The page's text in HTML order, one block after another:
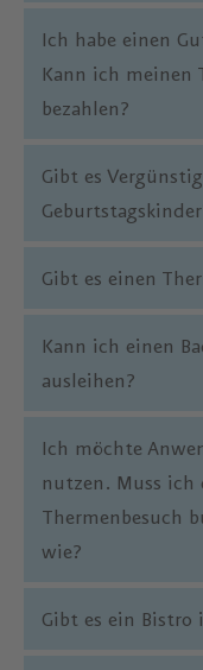
Ich habe einen
Kann ich
bezahlen?
Gibt es
Gibt es einen
Kann ich einen
ausleihen?
Ich möchte
nutzen. Muss ich
Thermenbesuch
wie?
Gibt es ein Bistro